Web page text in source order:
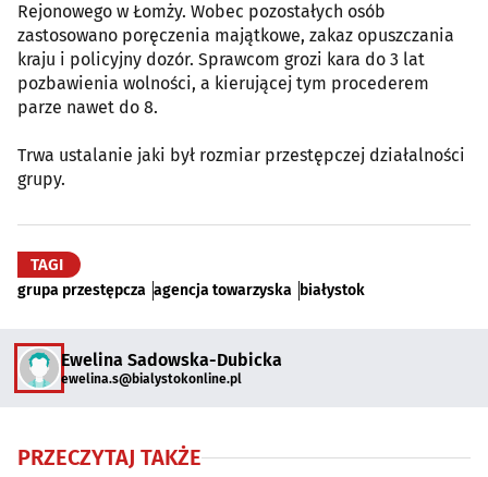
Rejonowego w Łomży. Wobec pozostałych osób
zastosowano poręczenia majątkowe, zakaz opuszczania
kraju i policyjny dozór. Sprawcom grozi kara do 3 lat
pozbawienia wolności, a kierującej tym procederem
parze nawet do 8.
Trwa ustalanie jaki był rozmiar przestępczej działalności
grupy.
TAGI
grupa przestępcza agencja towarzyska białystok
Ewelina Sadowska-Dubicka
ewelina.s@bialystokonline.pl
PRZECZYTAJ TAKŻE